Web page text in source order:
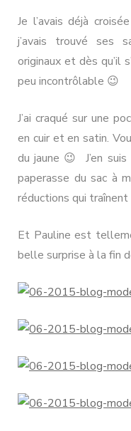
Je l’avais déjà
j’avais trouvé ses
originaux et dès qu’il
peu incontrôlable 😉
J’ai craqué sur une
en cuir et en satin.
du jaune 😉 J’en
paperasse du sac à
réductions qui
Et Pauline est
belle surprise à la fin